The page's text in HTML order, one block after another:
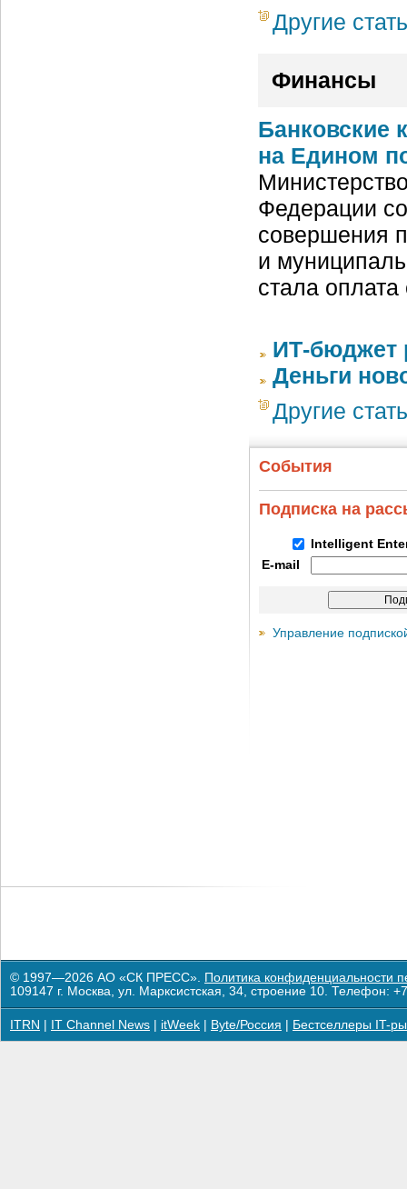
Другие
Финансы
Банковские
на Едином
Федерации
совершения
и
стала
ИТ-бюджет
Деньги
Другие
События
Подписка на
Intelligent
E-mail
Управление
© 1997—2026 АО «СК ПРЕСС». Политика конфиденциальности
109147 г. Москва, ул. Марксистская, 34, строение 10. Телефон:
ITRN IT Channel News itWeek Byte/Россия Бестселлеры IT-